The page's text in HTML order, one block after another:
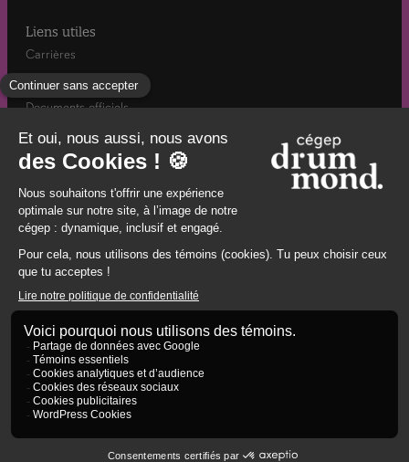
Liens utiles
Carrières
Actualités
Documents officiels
Info-rentrée automne
Mesures d’urgence / Santé et sécurité
960, rue Saint-Georges, Drummondville, (Québec) J2C 6A2
8194784671
Politique de confidentialité